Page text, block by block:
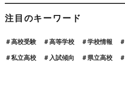
注目のキーワード
高校受験 高等学校 学校情報
私立高校 入試傾向 県立高校